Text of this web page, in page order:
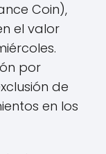
Coin),
el valor
por
de
en los